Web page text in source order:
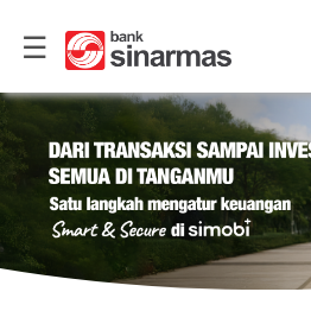
☰× 
#FinansialLebihBaik
Produk
Personal
Simpanan
Keuangan